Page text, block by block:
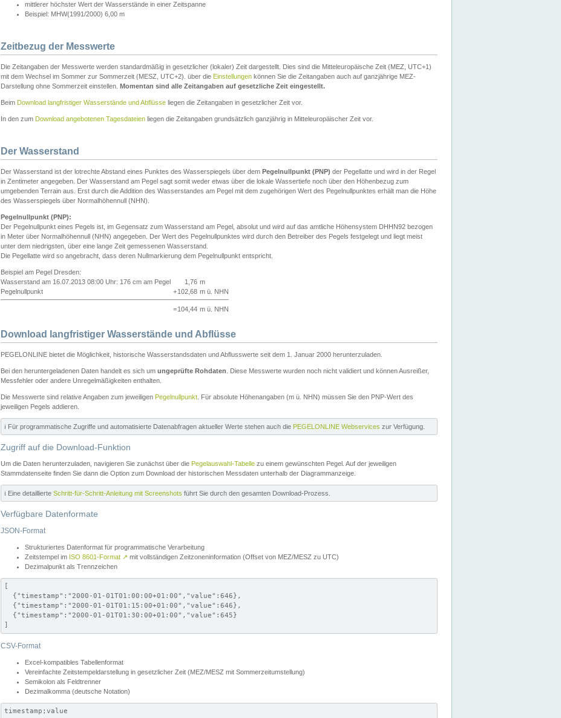
mittlerer höchster Wert der Wasserstände in einer Zeitspanne
Beispiel: MHW(1991/2000) 6,00 m
Zeitbezug der Messwerte
Die Zeitangaben der Messwerte werden standardmäßig in gesetzlicher (lokaler) Zeit dargestellt. Dies sind die Mitteleuropäische Zeit (MEZ, UTC+1)
mit dem Wechsel im Sommer zur Sommerzeit (MESZ, UTC+2). über die Einstellungen können Sie die Zeitangaben auch auf ganzjährige MEZ-
Darstellung ohne Sommerzeit einstellen. Momentan sind alle Zeitangaben auf gesetzliche Zeit eingestellt.
Beim Download langfristiger Wasserstände und Abflüsse liegen die Zeitangaben in gesetzlicher Zeit vor.
In den zum Download angebotenen Tagesdateien liegen die Zeitangaben grundsätzlich ganzjährig in Mitteleuropäischer Zeit vor.
Der Wasserstand
Der Wasserstand ist der lotrechte Abstand eines Punktes des Wasserspiegels über dem Pegelnullpunkt (PNP) der Pegellatte und wird in der Regel
in Zentimeter angegeben. Der Wasserstand am Pegel sagt somit weder etwas über die lokale Wassertiefe noch über den Höhenbezug zum
umgebenden Terrain aus. Erst durch die Addition des Wasserstandes am Pegel mit dem zugehörigen Wert des Pegelnullpunktes erhält man die Höhe
des Wasserspiegels über Normalhöhennull (NHN).
Pegelnullpunkt (PNP):
Der Pegelnullpunkt eines Pegels ist, im Gegensatz zum Wasserstand am Pegel, absolut und wird auf das amtliche Höhensystem DHHN92 bezogen
in Meter über Normalhöhennull (NHN) angegeben. Der Wert des Pegelnullpunktes wird durch den Betreiber des Pegels festgelegt und liegt meist
unter dem niedrigsten, über eine lange Zeit gemessenen Wasserstand.
Die Pegellatte wird so angebracht, dass deren Nullmarkierung dem Pegelnullpunkt entspricht.
Beispiel am Pegel Dresden:
Wasserstand am 16.07.2013 08:00 Uhr: 176 cm am Pegel
1,76 m
Pegelnullpunkt
+102,68 m ü. NHN
=104,44 m ü. NHN
Download langfristiger Wasserstände und Abflüsse
PEGELONLINE bietet die Möglichkeit, historische Wasserstandsdaten und Abflusswerte seit dem 1. Januar 2000 herunterzuladen.
Bei den heruntergeladenen Daten handelt es sich um ungeprüfte Rohdaten . Diese Messwerte wurden noch nicht validiert und können Ausreißer,
Messfehler oder andere Unregelmäßigkeiten enthalten.
Die Messwerte sind relative Angaben zum jeweiligen Pegelnullpunkt . Für absolute Höhenangaben (m ü. NHN) müssen Sie den PNP-Wert des
jeweiligen Pegels addieren.
ℹ️ Für programmatische Zugriffe und automatisierte Datenabfragen aktueller Werte stehen auch die PEGELONLINE Webservices zur Verfügung.
Zugriff auf die Download-Funktion
Um die Daten herunterzuladen, navigieren Sie zunächst über die Pegelauswahl-Tabelle zu einem gewünschten Pegel. Auf der jeweiligen
Stammdatenseite finden Sie dann die Option zum Download der historischen Messdaten unterhalb der Diagrammanzeige.
ℹ️ Eine detaillierte Schritt-für-Schritt-Anleitung mit Screenshots führt Sie durch den gesamten Download-Prozess.
Verfügbare Datenformate
JSON-Format
Strukturiertes Datenformat für programmatische Verarbeitung
Zeitstempel im ISO 8601-Format ↗ mit vollständigen Zeitzoneninformation (Offset von MEZ/MESZ zu UTC)
Dezimalpunkt als Trennzeichen
[
  {"timestamp":"2000-01-01T01:00:00+01:00","value":646},
  {"timestamp":"2000-01-01T01:15:00+01:00","value":646},
  {"timestamp":"2000-01-01T01:30:00+01:00","value":645}
]
CSV-Format
Excel-kompatibles Tabellenformat
Vereinfachte Zeitstempeldarstellung in gesetzlicher Zeit (MEZ/MESZ mit Sommerzeitumstellung)
Semikolon als Feldtrenner
Dezimalkomma (deutsche Notation)
timestamp;value